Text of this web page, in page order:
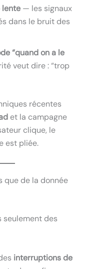
lente — les signaux
dans le bruit des
“quand on a le
veut dire : “trop
récentes
et la campagne
clique, le
est pliée.
que de la donnée
seulement des
interruptions de